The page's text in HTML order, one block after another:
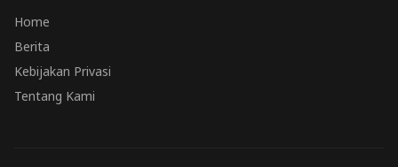
Home
Berita
Kebijakan Privasi
Tentang Kami